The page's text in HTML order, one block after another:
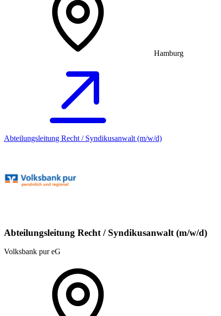
Hamburg
Abteilungsleitung Recht / Syndikusanwalt (m/w/d)
Abteilungsleitung Recht / Syndikusanwalt (m/w/d)
Volksbank pur eG